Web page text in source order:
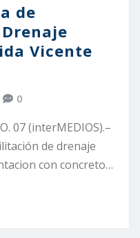
de
Vicente
0
07 (interMEDIOS).–
de drenaje
con concreto…